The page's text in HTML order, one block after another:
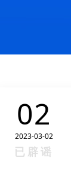
02
2023-03-02
已辟谣